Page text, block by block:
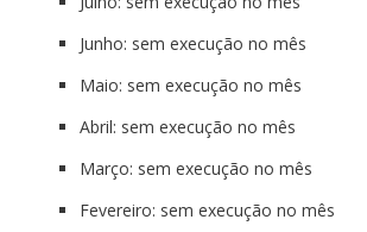
Junho: sem execução no mês
Maio: sem execução no mês
Abril: sem execução no mês
Março: sem execução no mês
Fevereiro: sem execução no mês